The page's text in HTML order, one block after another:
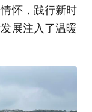
怀，践行新时
展注入了温暖